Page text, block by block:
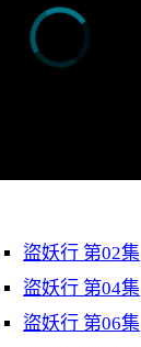
盜妖行 第02集
盜妖行 第04集
盜妖行 第06集